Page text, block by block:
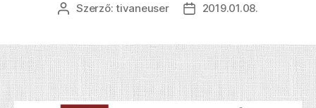
Bejegyzés
Szerző:tivaneuser
Bejegyzés
2019.01.08.